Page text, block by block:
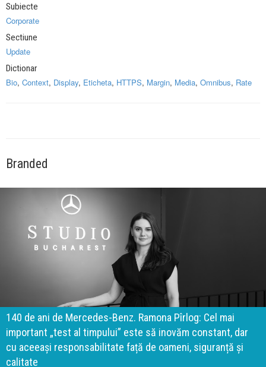
Subiecte
Corporate
Sectiune
Update
Dictionar
Bio, Context, Display, Eticheta, HTTPS, Margin, Media, Omnibus, Rate
Branded
140 de ani de Mercedes-Benz. Ramona Pîrlog: Cel mai
important „test al timpului” este să inovăm constant, dar
cu aceeași responsabilitate față de oameni, siguranță și
calitate